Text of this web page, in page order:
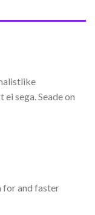
sega. Seade on
for and faster